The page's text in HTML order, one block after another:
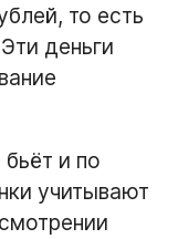
то есть
деньги
и по
учитывают